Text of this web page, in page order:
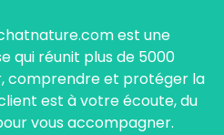
est une
qui réunit plus de 5000
comprendre et protéger la
est à votre écoute, du
vous accompagner.